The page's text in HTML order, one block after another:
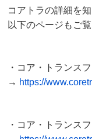
コアトラの詳細を
以下のページもご覧
コア・トランス
→ https://
コア・トランス